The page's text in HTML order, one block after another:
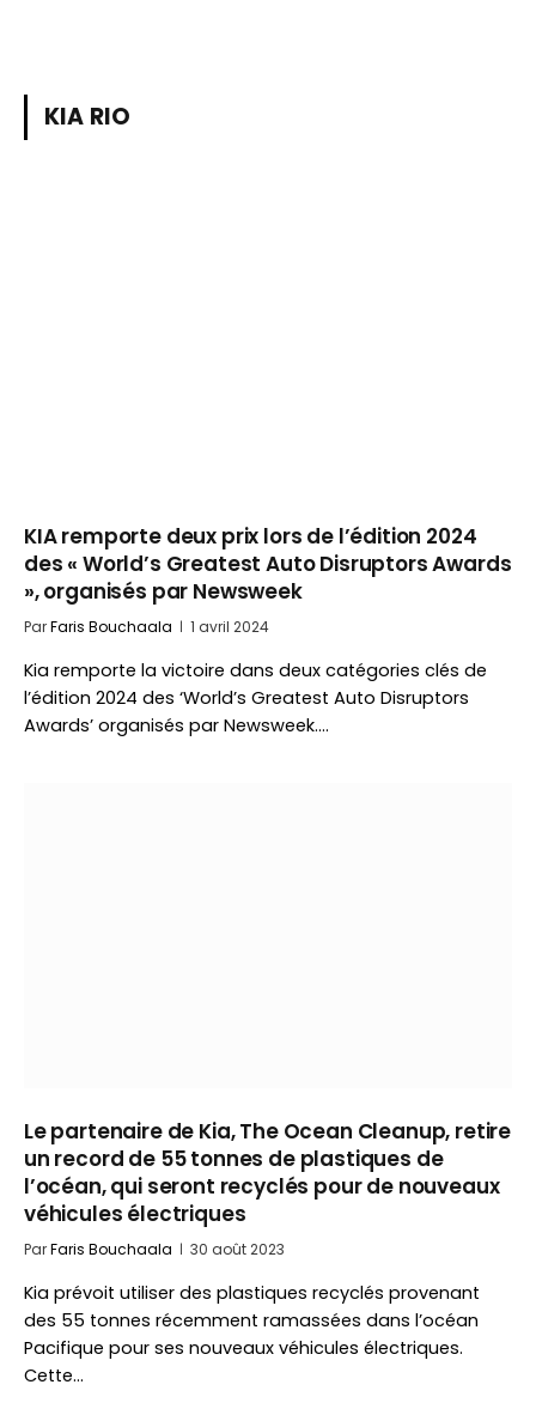
KIA RIO
KIA remporte deux prix lors de l’édition 2024
des « World’s Greatest Auto Disruptors Awards
», organisés par Newsweek
ParFaris Bouchaala 1 avril 2024
Kia remporte la victoire dans deux catégories clés de
l’édition 2024 des ‘World’s Greatest Auto Disruptors
Awards’ organisés par Newsweek.…
Le partenaire de Kia, The Ocean Cleanup, retire
un record de 55 tonnes de plastiques de
l’océan, qui seront recyclés pour de nouveaux
véhicules électriques
ParFaris Bouchaala 30 août 2023
Kia prévoit utiliser des plastiques recyclés provenant
des 55 tonnes récemment ramassées dans l’océan
Pacifique pour ses nouveaux véhicules électriques.
Cette…